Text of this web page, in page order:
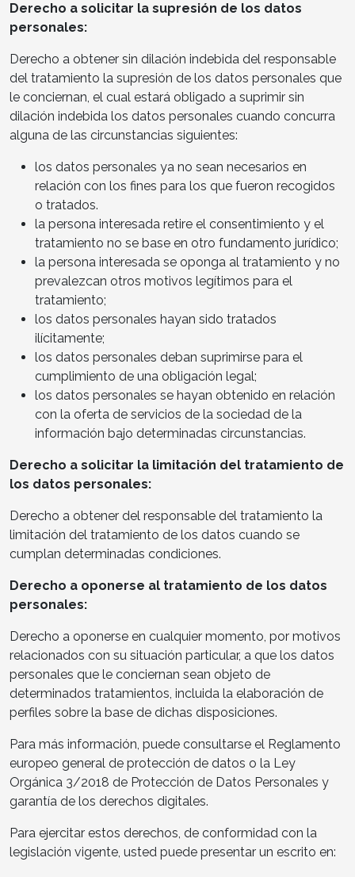
Derecho a solicitar la supresión de los datos
personales:
Derecho a obtener sin dilación indebida del responsable
del tratamiento la supresión de los datos personales que
le conciernan, el cual estará obligado a suprimir sin
dilación indebida los datos personales cuando concurra
alguna de las circunstancias siguientes:
los datos personales ya no sean necesarios en
relación con los fines para los que fueron recogidos
o tratados.
la persona interesada retire el consentimiento y el
tratamiento no se base en otro fundamento jurídico;
la persona interesada se oponga al tratamiento y no
prevalezcan otros motivos legítimos para el
tratamiento;
los datos personales hayan sido tratados
ilícitamente;
los datos personales deban suprimirse para el
cumplimiento de una obligación legal;
los datos personales se hayan obtenido en relación
con la oferta de servicios de la sociedad de la
información bajo determinadas circunstancias.
Derecho a solicitar la limitación del tratamiento de
los datos personales:
Derecho a obtener del responsable del tratamiento la
limitación del tratamiento de los datos cuando se
cumplan determinadas condiciones.
Derecho a oponerse al tratamiento de los datos
personales:
Derecho a oponerse en cualquier momento, por motivos
relacionados con su situación particular, a que los datos
personales que le conciernan sean objeto de
determinados tratamientos, incluida la elaboración de
perfiles sobre la base de dichas disposiciones.
Para más información, puede consultarse el Reglamento
europeo general de protección de datos o la Ley
Orgánica 3/2018 de Protección de Datos Personales y
garantía de los derechos digitales.
Para ejercitar estos derechos, de conformidad con la
legislación vigente, usted puede presentar un escrito en: